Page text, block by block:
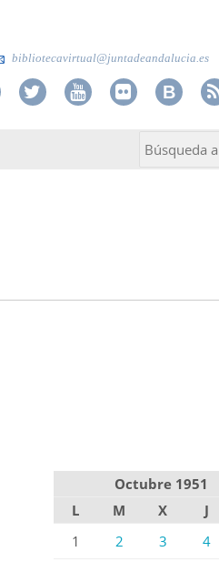
bibliotecavirtual@juntadeandalucia.es
Octubre 1951
L
M X J
1
2 3 4